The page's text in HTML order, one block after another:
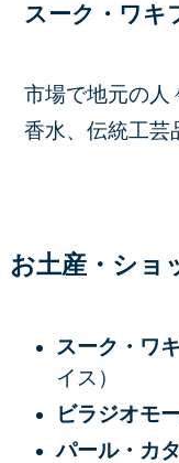
スーク・ワキ
市場で地元の人
香水、伝統工芸
お土産・ショ
スーク・ワ
イス）
ビラジオモ
パール・カ